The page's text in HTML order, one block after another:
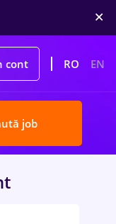
cont RO EN
job